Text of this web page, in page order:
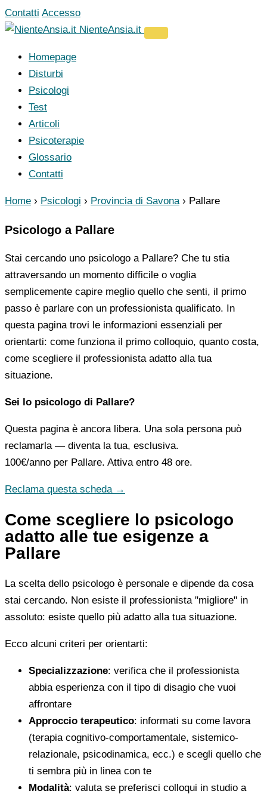
Vai
al
Contatti Accesso
NienteAnsia.it
Homepage
Disturbi
Psicologi
Test
Articoli
Psicoterapie
Glossario
Contatti
Home › Psicologi › Provincia di Savona › Pallare
Psicologo a Pallare
Stai cercando uno psicologo a Pallare? Che tu stia
attraversando un momento difficile o voglia
semplicemente capire meglio quello che senti, il primo
passo è parlare con un professionista qualificato. In
questa pagina trovi le informazioni essenziali per
orientarti: come funziona il primo colloquio, quanto costa,
come scegliere il professionista adatto alla tua
situazione.
Sei lo psicologo di Pallare?
Questa pagina è ancora libera. Una sola persona può
reclamarla — diventa la tua, esclusiva.
100€/anno per Pallare. Attiva entro 48 ore.
Reclama questa scheda →
Come scegliere lo psicologo
adatto alle tue esigenze a
Pallare
La scelta dello psicologo è personale e dipende da cosa
stai cercando. Non esiste il professionista "migliore" in
assoluto: esiste quello più adatto alla tua situazione.
Ecco alcuni criteri per orientarti:
Specializzazione: verifica che il professionista
abbia esperienza con il tipo di disagio che vuoi
affrontare
Approccio terapeutico: informati su come lavora
(terapia cognitivo-comportamentale, sistemico-
relazionale, psicodinamica, ecc.) e scegli quello che
ti sembra più in linea con te
Modalità: valuta se preferisci colloqui in studio a